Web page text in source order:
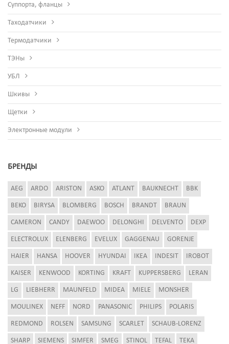
Суппорта, фланцы
Таходатчики
Термодатчики
ТЭНы
УБЛ
Шкивы
Щетки
Электронные модули
БРЕНДЫ
AEG ARDO ARISTON ASKO ATLANT BAUKNECHT BBK
BEKO BIRYSA BLOMBERG BOSCH BRANDT BRAUN
CAMERON CANDY DAEWOO DELONGHI DELVENTO DEXP
ELECTROLUX ELENBERG EVELUX GAGGENAU GORENJE
HAIER HANSA HOOVER HYUNDAI IKEA INDESIT IROBOT
KAISER KENWOOD KORTING KRAFT KUPPERSBERG LERAN
LG LIEBHERR MAUNFELD MIDEA MIELE MONSHER
MOULINEX NEFF NORD PANASONIC PHILIPS POLARIS
REDMOND ROLSEN SAMSUNG SCARLET SCHAUB-LORENZ
SHARP SIEMENS SIMFER SMEG STINOL TEFAL TEKA